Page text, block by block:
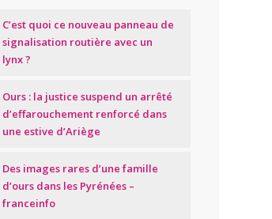
C’est quoi ce nouveau panneau de
signalisation routière avec un
lynx ?
Ours : la justice suspend un arrêté
d’effarouchement renforcé dans
une estive d’Ariège
Des images rares d’une famille
d’ours dans les Pyrénées –
franceinfo